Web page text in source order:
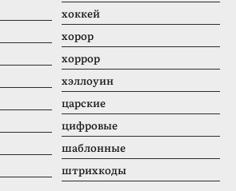
хоккей
хорор
хоррор
хэллоуин
царские
цифровые
шаблонные
штрихкоды